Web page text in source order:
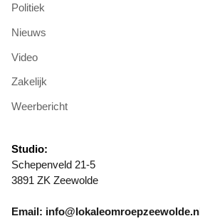
Politiek
Nieuws
Video
Zakelijk
Weerbericht
Studio:
Schepenveld 21-5
3891 ZK Zeewolde
Email: info@lokaleomroepzeewolde.nl